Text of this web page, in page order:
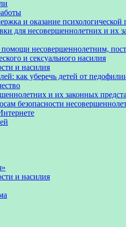
и оказание
для несовершеннолетних и их
помощи несовершеннолетним,
и сексуального насилия
и насилия
как уберечь детей от
и их законных
безопасности
и насилия